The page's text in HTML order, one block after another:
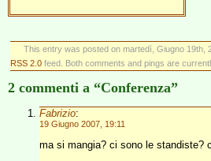
This entry was posted on martedì, Giugno 19th,
RSS 2.0 feed. Both comments and pings are
2 commenti a “Conferenza”
Fabrizio:
19 Giugno 2007, 19:11
ma si mangia? ci sono le standiste?